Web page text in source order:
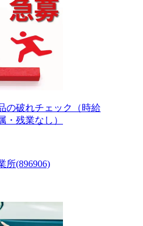
の破れチェック（時給
・残業なし）
所(896906)